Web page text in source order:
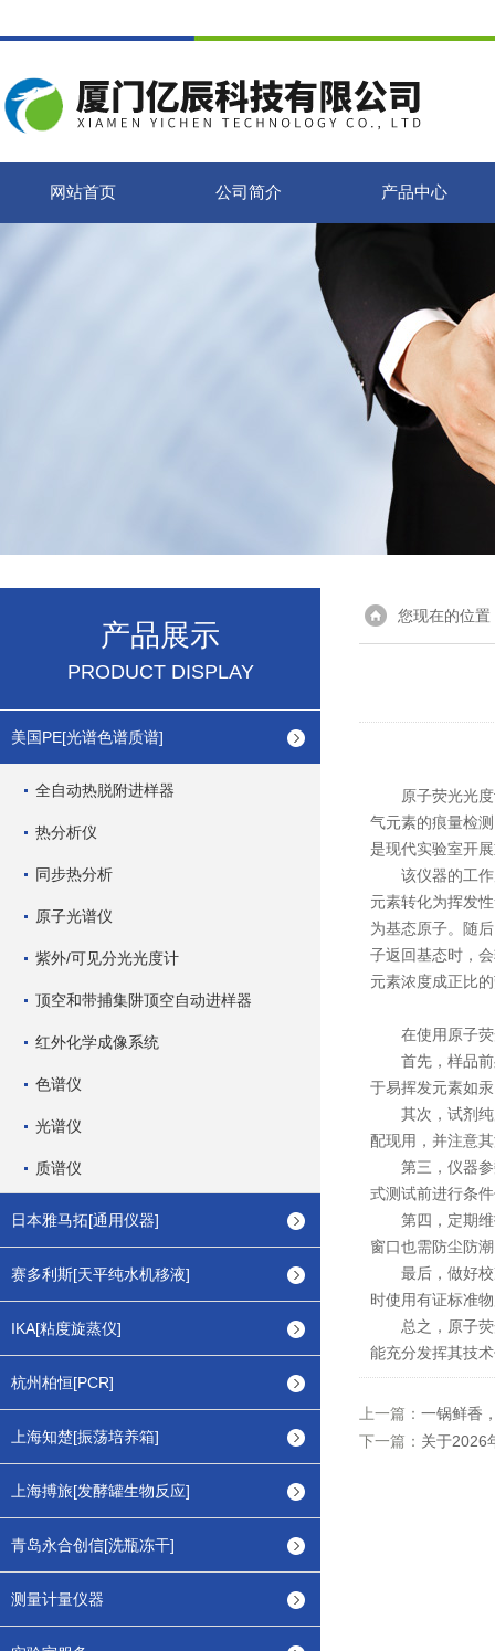
网站首页 公司简介 产品中心
产品展示
PRODUCT DISPLAY
美国PE[光谱色谱质谱]
全自动热脱附进样器
热分析仪
同步热分析
原子光谱仪
紫外/可见分光光度计
顶空和带捕集阱顶空自动进样器
红外化学成像系统
色谱仪
光谱仪
质谱仪
日本雅马拓[通用仪器]
赛多利斯[天平纯水机移液]
IKA[粘度旋蒸仪]
杭州柏恒[PCR]
上海知楚[振荡培养箱]
上海搏旅[发酵罐生物反应]
青岛永合创信[洗瓶冻干]
测量计量仪器
您现在的位置
原子荧光光度
气元素的痕量检
是现代实验室开
该仪器的工作
元素转化为挥发
为基态原子。随
子返回基态时，
元素浓度成正比
在使用原子荧
首先，样品前
于易挥发元素如
其次，试剂纯
配现用，并注意
第三，仪器参
式测试前进行条
第四，定期维
窗口也需防尘防
最后，做好校
时使用有证标准
总之，原子荧
能充分发挥其技
上一篇： 一锅鲜香
下一篇： 关于2026